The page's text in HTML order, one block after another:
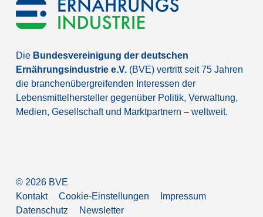
Die Bundesvereinigung der deutschen
Ernährungsindustrie e.V. (BVE) vertritt seit 75 Jahren
die branchenübergreifenden Interessen der
Lebensmittelhersteller gegenüber Politik, Verwaltung,
Medien, Gesellschaft und Marktpartnern – weltweit.
© 2026BVE
Kontakt
Cookie-Einstellungen
Impressum
Datenschutz
Newsletter